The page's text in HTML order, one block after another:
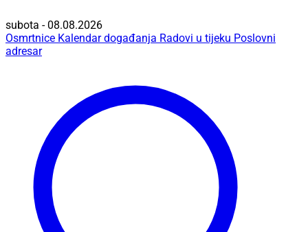
subota - 08.08.2026
Osmrtnice Kalendar događanja Radovi u tijeku Poslovni
adresar